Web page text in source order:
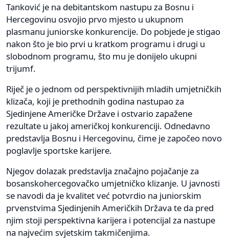
Tanković je na debitantskom nastupu za Bosnu i
Hercegovinu osvojio prvo mjesto u ukupnom
plasmanu juniorske konkurencije. Do pobjede je stigao
nakon što je bio prvi u kratkom programu i drugi u
slobodnom programu, što mu je donijelo ukupni
trijumf.
Riječ je o jednom od perspektivnijih mladih umjetničkih
klizača, koji je prethodnih godina nastupao za
Sjedinjene Američke Države i ostvario zapažene
rezultate u jakoj američkoj konkurenciji. Odnedavno
predstavlja Bosnu i Hercegovinu, čime je započeo novo
poglavlje sportske karijere.
Njegov dolazak predstavlja značajno pojačanje za
bosanskohercegovačko umjetničko klizanje. U javnosti
se navodi da je kvalitet već potvrdio na juniorskim
prvenstvima Sjedinjenih Američkih Država te da pred
njim stoji perspektivna karijera i potencijal za nastupe
na najvećim svjetskim takmičenjima.